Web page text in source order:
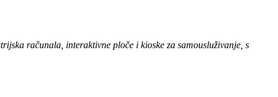
računala, interaktivne ploče i kioske za samousluživanje, s